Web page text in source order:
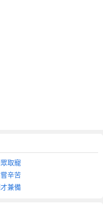
取寵
辛苦
兼備